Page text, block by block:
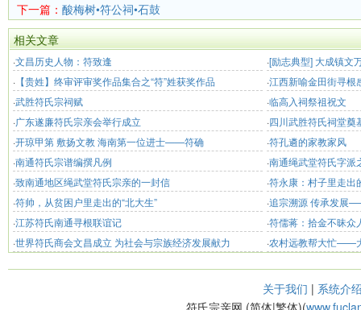
下一篇： 酸梅树•符公祠•石鼓
相关文章
·文昌历史人物：符致逢 ·[励志典型] 大成镇文
出务工 “靠双手我也
· 【贵姓】终审评审奖作品集合之“符”姓获奖作品 ·江西新喻金田街寻根
·武胜符氏宗祠赋 ·临高入祠祭祖祝文
·广东遂廉符氏宗亲会举行成立 ·四川武胜符氏祠堂奠
·开琼甲第 敷扬文教 海南第一位进士——符确 ·符孔遴的家教家风
·南通符氏宗谱编撰凡例 ·南通绳武堂符氏字派
·致南通地区绳武堂符氏宗亲的一封信 ·符永康：村子里走出
·符帅，从贫困户里走出的“北大生” ·追宗溯源 传承发展
·江苏符氏南通寻根联谊记 ·符儒蒋：拾金不昧众
·世界符氏商会文昌成立 为社会与宗族经济发展献力 ·农村远教帮大忙——
关于我们 | 系统介
符氏宗亲网 (简体|繁体)(